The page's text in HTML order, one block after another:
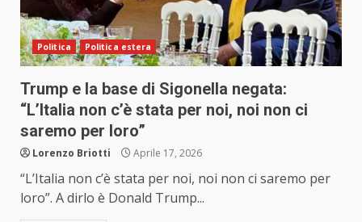
Politica Politica estera
Trump e la base di Sigonella negata:
“L’Italia non c’è stata per noi, noi non ci
saremo per loro”
Lorenzo Briotti Aprile 17, 2026
“L’Italia non c’è stata per noi, noi non ci saremo per
loro”. A dirlo è Donald Trump...